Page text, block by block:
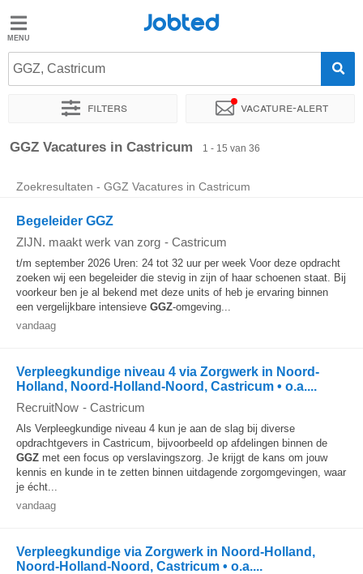
Jobted
Vacatures
Salarissen
Jobted
GGZ, Castricum
Filters Vacature-alert
Sorteer op Exacte locatie Bedrijf Uitzendbureau
GGZ Vacatures in Castricum 1 - 15 van 36
Zoekresultaten - GGZ Vacatures in Castricum
Begeleider GGZ
ZIJN. maakt werk van zorg - Castricum
t/m september 2026 Uren: 24 tot 32 uur per week Voor deze opdracht
zoeken wij een begeleider die stevig in zijn of haar schoenen staat. Bij
voorkeur ben je al bekend met deze units of heb je ervaring binnen
een vergelijkbare intensieve GGZ-omgeving...
vandaag
Verpleegkundige niveau 4 via Zorgwerk in Noord-
Holland, Noord-Holland-Noord, Castricum • o.a....
RecruitNow - Castricum
Als Verpleegkundige niveau 4 kun je aan de slag bij diverse
opdrachtgevers in Castricum, bijvoorbeeld op afdelingen binnen de
GGZ met een focus op verslavingszorg. Je krijgt de kans om jouw
kennis en kunde in te zetten binnen uitdagende zorgomgevingen, waar
je écht...
vandaag
Verpleegkundige via Zorgwerk in Noord-Holland,
Noord-Holland-Noord, Castricum • o.a....